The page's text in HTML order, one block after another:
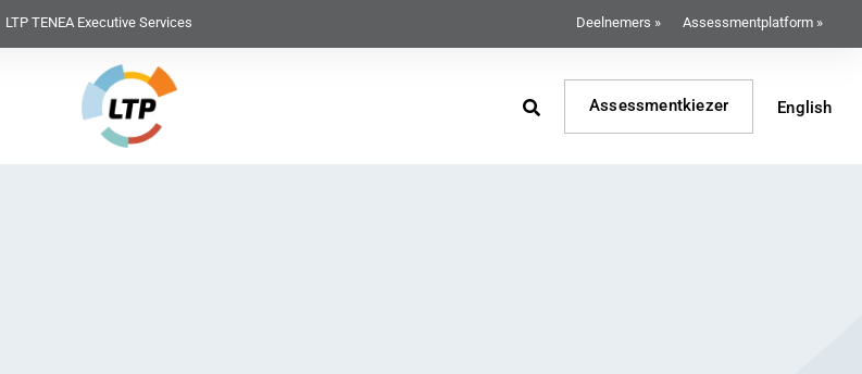
LTP TENEA Executive Services Deelnemers » Assessmentplatform »
Assessmentkiezer English